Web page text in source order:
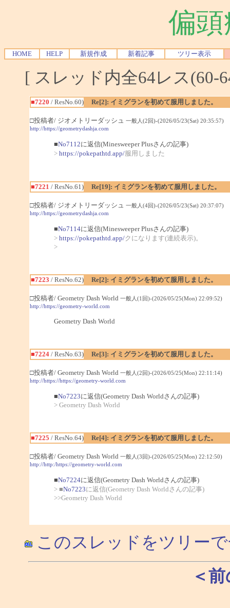
偏
HOME HELP 新規作成 新着記事 ツリー表示
[ スレッド内全64レス
■7220 / ResNo.60) Re[2]: イミグランを初めて服用しました。
□投稿者/ ジオメトリーダッシュ 一般人(2回)-(2026/05/23(Sat) 20:35:57)
http://https://geometrydashja.com
■No7112に返信(Minesweeper Plusさんの記事)
> https://pokepathtd.app/服用しました
■7221 / ResNo.61) Re[19]: イミグランを初めて服用しました。
□投稿者/ ジオメトリーダッシュ 一般人(4回)-(2026/05/23(Sat) 20:37:07)
http://https://geometrydashja.com
■No7114に返信(Minesweeper Plusさんの記事)
> https://pokepathtd.app/クになります(連続表示)。
>
■7223 / ResNo.62) Re[2]: イミグランを初めて服用しました。
□投稿者/ Geometry Dash World 一般人(1回)-(2026/05/25(Mon) 22:09:52)
http://https://geometry-world.com
Geometry Dash World
■7224/ ResNo.63) Re[3]: イミグランを初めて服用しました。
□投稿者/ Geometry Dash World 一般人(2回)-(2026/05/25(Mon) 22:11:14)
http://https://https://geometry-world.com
■No7223に返信(Geometry Dash Worldさんの記事)
> Geometry Dash World
■7225 / ResNo.64) Re[4]: イミグランを初めて服用しました。
□投稿者/ Geometry Dash World 一般人(3回)-(2026/05/25(Mon) 22:12:50)
http://http:/https://geometry-world.com
■No7224に返信(Geometry Dash Worldさんの記事)
> ■No7223に返信(Geometry Dash Worldさんの記事)
>>Geometry Dash World
このスレッドをツリー
＜